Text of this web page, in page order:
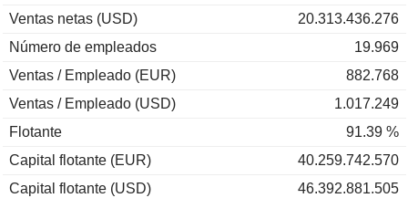
Ventas netas (USD)
20.313.436.276
Número de empleados
19.969
Ventas / Empleado (EUR)
882.768
Ventas / Empleado (USD)
1.017.249
Flotante
91.39 %
Capital flotante (EUR)
40.259.742.570
Capital flotante (USD)
46.392.881.505
+6,90 %